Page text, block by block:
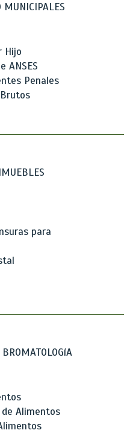
Hijo
ANSES
Penales
para
Alimentos